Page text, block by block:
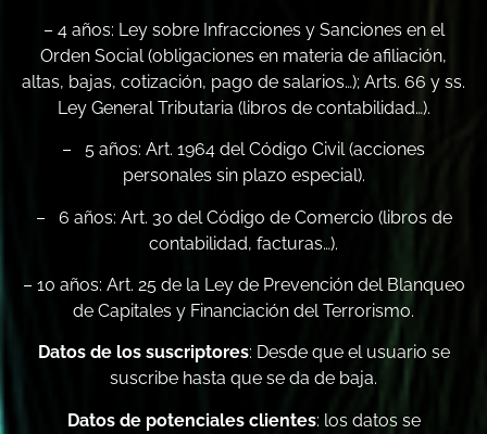
– 4 años: Ley sobre Infracciones y Sanciones en el
Orden Social (obligaciones en materia de afiliación,
altas, bajas, cotización, pago de salarios…); Arts. 66 y ss.
Ley General Tributaria (libros de contabilidad…).
– 5 años: Art. 1964 del Código Civil (acciones
personales sin plazo especial).
– 6 años: Art. 30 del Código de Comercio (libros de
contabilidad, facturas…).
– 10 años: Art. 25 de la Ley de Prevención del Blanqueo
de Capitales y Financiación del Terrorismo.
Datos de los suscriptores: Desde que el usuario se
suscribe hasta que se da de baja.
Datos de potenciales clientes: los datos se